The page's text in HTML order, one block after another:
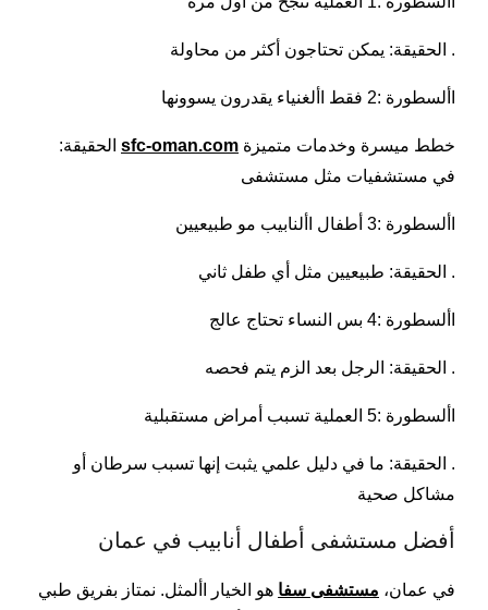
. الحقيقة: يمكن تحتاجون أكثر من محاولة
األسطورة :2 فقط األغنياء يقدرون يسوونها
خطط ميسرة وخدمات متميزة sfc-oman.com الحقيقة:
في مستشفيات مثل مستشفى
األسطورة :3 أطفال األنابيب مو طبيعيين
. الحقيقة: طبيعيين مثل أي طفل ثاني
األسطورة :4 بس النساء تحتاج عالج
. الحقيقة: الرجل بعد الزم يتم فحصه
األسطورة :5 العملية تسبب أمراض مستقبلية
. الحقيقة: ما في دليل علمي يثبت إنها تسبب سرطان أو
مشاكل صحية
أفضل مستشفى أطفال أنابيب في عمان
في عمان، مستشفى سفا هو الخيار األمثل. نمتاز بفريق طبي